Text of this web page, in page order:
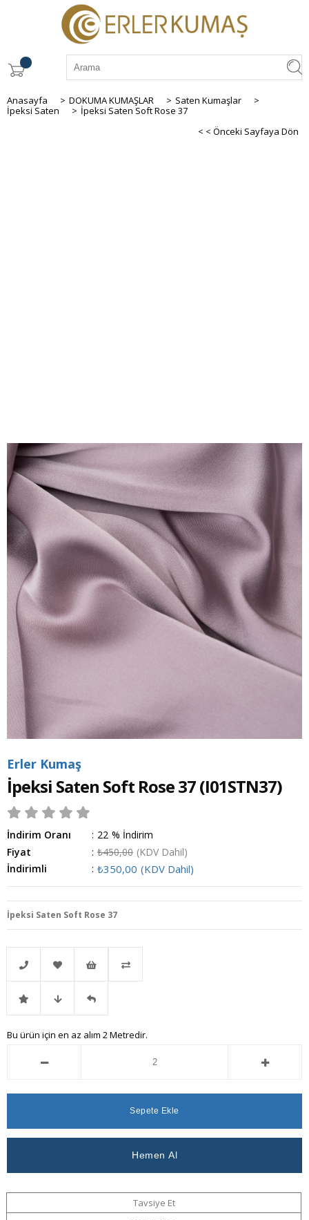
Anasayfa > DOKUMA KUMAŞLAR > Saten Kumaşlar
>
İpeksi Saten
> İpeksi Saten Soft Rose 37
< < Önceki Sayfaya Dön
Erler Kumaş
İpeksi Saten Soft Rose 37(I01STN37)
İndirim Oranı : %
22
İndirim
Fiyat
: ₺450,00 (KDV Dahil)
İndirimli
: ₺350,00 (KDV Dahil)
İpeksi Saten Soft Rose 37
Telefonla
Sipariş
Favorilere
Ekle
İstek
Listeme
İndirimli Fiyat
Ver
Gelince
Bu ürün için en az alım 2 Metredir.
Tavsiye Et